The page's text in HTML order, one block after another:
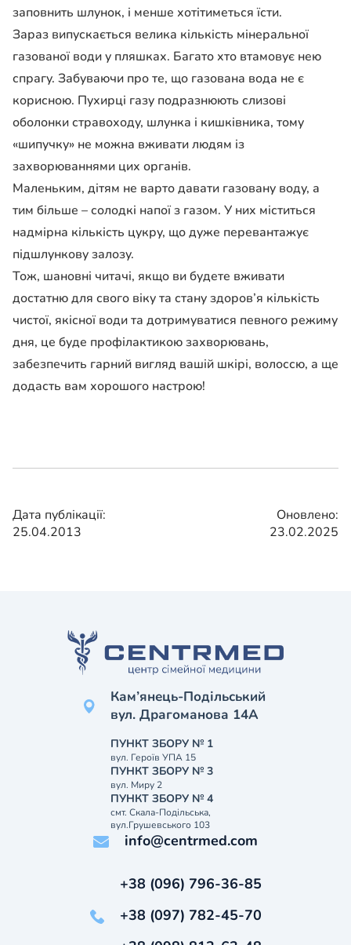
заповнить шлунок, і менше хотітиметься їсти.
Зараз випускається велика кількість мінеральної
газованої води у пляшках. Багато хто втамовує нею
спрагу. Забуваючи про те, що газована вода не є
корисною. Пухирці газу подразнюють слизові
оболонки стравоходу, шлунка і кишківника, тому
«шипучку» не можна вживати людям із
захворюваннями цих органів.
Маленьким, дітям не варто давати газовану воду, а
тим більше – солодкі напої з газом. У них міститься
надмірна кількість цукру, що дуже перевантажує
підшлункову залозу.
Тож, шановні читачі, якщо ви будете вживати
достатню для свого віку та стану здоров’я кількість
чистої, якісної води та дотримуватися певного режиму
дня, це буде профілактикою захворювань,
забезпечить гарний вигляд вашій шкірі, волоссю, а ще
додасть вам хорошого настрою!
Дата публікації:
25.04.2013
Оновлено:
23.02.2025
Кам’янець-Подільський
вул. Драгоманова 14А
ПУНКТ ЗБОРУ № 1
вул. Героїв УПА 15
ПУНКТ ЗБОРУ № 3
вул. Миру 2
ПУНКТ ЗБОРУ № 4
смт. Скала-Подільська,
вул.Грушевського 103
info@centrmed.com
+38 (096) 796-36-85
+38 (097) 782-45-70